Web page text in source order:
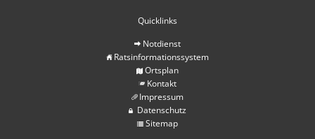
Quicklinks
Notdienst
Ratsinformationssystem
Ortsplan
Kontakt
Impressum
Datenschutz
Sitemap